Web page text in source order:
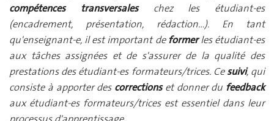
compétences transversaleschez les étudiant-es
(encadrement, présentation, rédaction…). En tant
qu'enseignant-e, il est important deformerles étudiant-es
aux tâches assignées et de s'assurer de la qualité des
prestations des étudiant-es formateurs/trices. Cesuivi, qui
consiste à apporter des correctionset donner du feedback
aux étudiant-es formateurs/trices est essentiel dans leur